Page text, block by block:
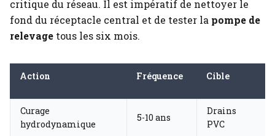
critique du réseau. Il est impératif de nettoyer le
fond du réceptacle central et de tester la pompe de
relevage tous les six mois.
Action Fréquence Cible
Curage
hydrodynamique
5-10 ans
Drains
PVC